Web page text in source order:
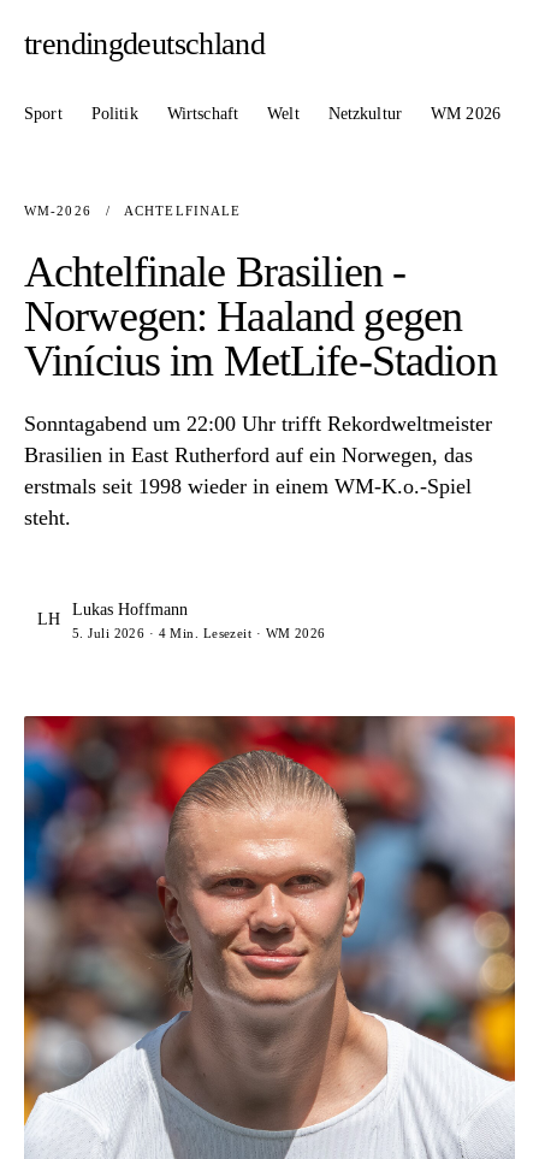
trendingdeutschland
Sport Politik Wirtschaft Welt Netzkultur WM 2026
WM-2026 / ACHTELFINALE
Achtelfinale Brasilien -
Norwegen: Haaland gegen
Vinícius im MetLife-Stadion
Sonntagabend um 22:00 Uhr trifft Rekordweltmeister
Brasilien in East Rutherford auf ein Norwegen, das
erstmals seit 1998 wieder in einem WM-K.o.-Spiel
steht.
LH
Lukas Hoffmann
5. Juli 2026 · 4 Min. Lesezeit · WM 2026